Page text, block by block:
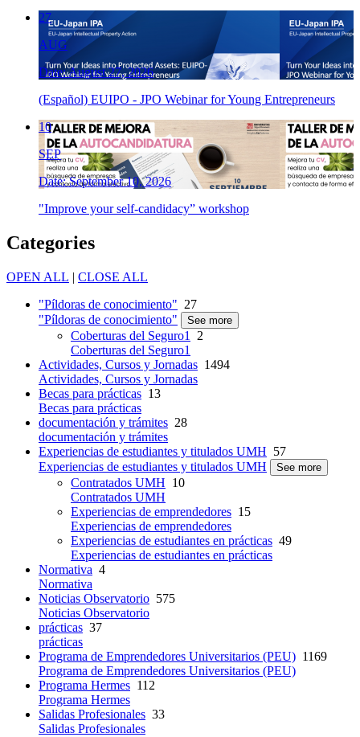
27
AUG
Date: August 27, 2026
(Español) EUIPO - JPO Webinar for Young Entrepreneurs
10
SEP
Date: September 10, 2026
"Improve your self-candidacy” workshop
Categories
OPEN ALL | CLOSE ALL
"Píldoras de conocimiento" 27
"Píldoras de conocimiento"
See more
Coberturas del Seguro1
2
Coberturas del Seguro1
Actividades, Cursos y Jornadas 1494
Actividades, Cursos y Jornadas
Becas para prácticas 13
Becas para prácticas
documentación y trámites 28
documentación y trámites
Experiencias de estudiantes y titulados UMH 57
Experiencias de estudiantes y titulados UMH
See more
Contratados UMH 10
Contratados UMH
Experiencias de emprendedores 15
Experiencias de emprendedores
Experiencias de estudiantes en prácticas 49
Experiencias de estudiantes en prácticas
Normativa 4
Normativa
Noticias Observatorio 575
Noticias Observatorio
prácticas 37
prácticas
Programa de Emprendedores Universitarios (PEU) 1169
Programa de Emprendedores Universitarios (PEU)
Programa Hermes 112
Programa Hermes
Salidas Profesionales 33
Salidas Profesionales